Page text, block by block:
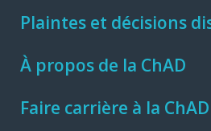
Plaintes et décisions
À propos de la ChAD
Faire carrière à la ChAD